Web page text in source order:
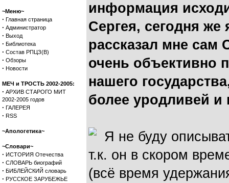
~Меню~
· Главная страница
· Администратор
· Выход
· Библиотека
· Состав РПЦЗ(В)
· Обзоры
· Новости
МЕЧ и ТРОСТЬ 2002-2005:
· АРХИВ СТАРОГО МИТ
2002-2005 годов
· ГАЛЕРЕЯ
· RSS
~Апологетика~
~Словари~
· ИСТОРИЯ Отечества
· СЛОВАРЬ биографий
· БИБЛЕЙСКИЙ словарь
· РУССКОЕ ЗАРУБЕЖЬЕ
информация
Сергея, сегодня же
рассказал мне сам
очень объективно
нашего
более уродливей и
Я не буду
т.к. он в скором
(всё время